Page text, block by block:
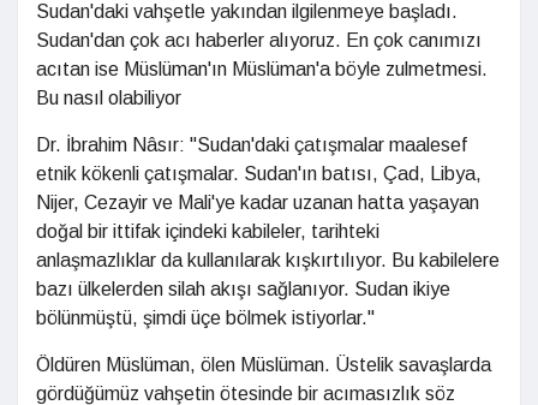
Sudan'daki vahşetle yakından ilgilenmeye başladı.
Sudan'dan çok acı haberler alıyoruz. En çok canımızı
acıtan ise Müslüman'ın Müslüman'a böyle zulmetmesi.
Bu nasıl olabiliyor
Dr. İbrahim Nâsır: "Sudan'daki çatışmalar maalesef
etnik kökenli çatışmalar. Sudan'ın batısı, Çad, Libya,
Nijer, Cezayir ve Mali'ye kadar uzanan hatta yaşayan
doğal bir ittifak içindeki kabileler, tarihteki
anlaşmazlıklar da kullanılarak kışkırtılıyor. Bu kabilelere
bazı ülkelerden silah akışı sağlanıyor. Sudan ikiye
bölünmüştü, şimdi üçe bölmek istiyorlar."
Öldüren Müslüman, ölen Müslüman. Üstelik savaşlarda
gördüğümüz vahşetin ötesinde bir acımasızlık söz